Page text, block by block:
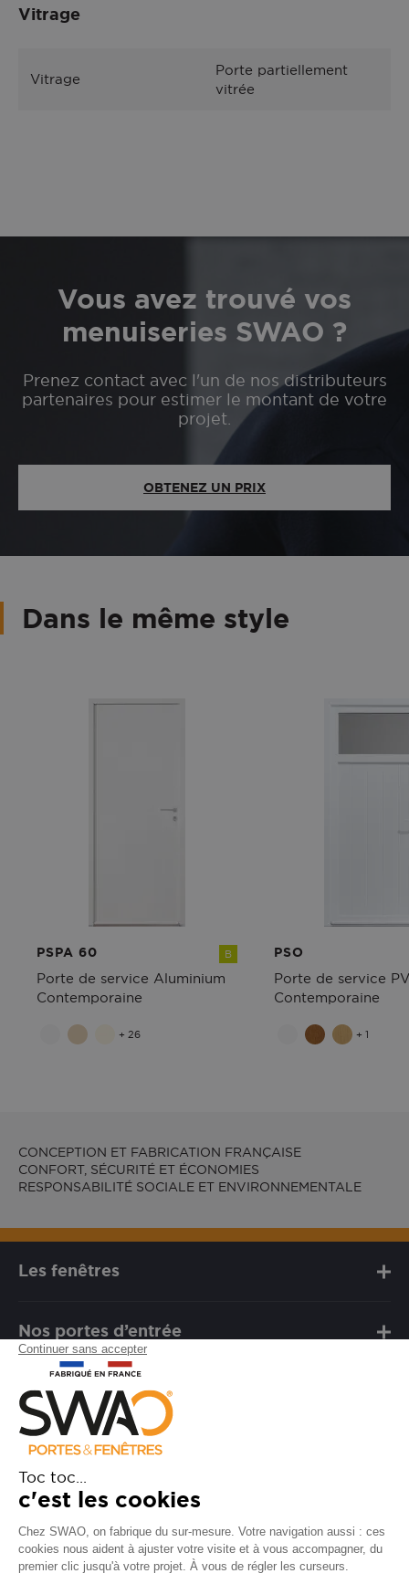
Vitrage
Vitrage
Porte partiellement
vitrée
Vous avez trouvé vos
menuiseries SWAO ?
Prenez contact avec l'un de nos distributeurs
partenaires pour estimer le montant de votre
projet.
OBTENEZ UN PRIX
Dans le même style
PSPA 60
Porte de service Aluminium
Contemporaine
B
+ 26
PSO
Porte de service
Contemporaine
+ 1
CONCEPTION ET FABRICATION FRANÇAISE
CONFORT, SÉCURITÉ ET ÉCONOMIES
RESPONSABILITÉ SOCIALE ET ENVIRONNEMENTALE
Les fenêtres
Nos portes d’entrée
Notre marque
Besoin d'assistance ?
Garanties
SAV
Besoin d'informations ? Nos
conseillers sont à votre écoute.